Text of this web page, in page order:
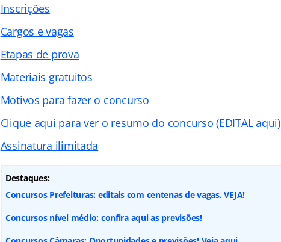
Inscrições
Cargos e vagas
Etapas de prova
Materiais gratuitos
Motivos para fazer o concurso
Clique aqui para ver o resumo do concurso (EDITAL aqui)
Assinatura ilimitada
Destaques:
Concursos Prefeituras: editais com centenas de vagas. VEJA!
Concursos nível médio: confira aqui as previsões!